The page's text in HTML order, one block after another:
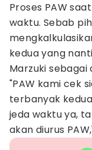
Proses PAW
waktu. Sebab
kedua yang
Marzuki sebagai
"PAW kami cek
terbanyak
jeda waktu ya,
akan diurus